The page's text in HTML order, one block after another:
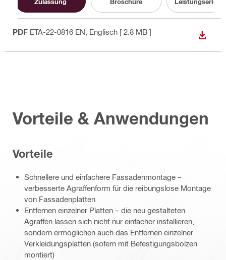
PDF ETA-22-0816 EN , Englisch [ 2.8 MB ]
Vorteile & Anwendungen
Vorteile
Schnellere und einfachere Fassadenmontage –
verbesserte Agraffenform für die reibungslose Montage
von Fassadenplatten
Entfernen einzelner Platten – die neu gestalteten
Agraffen lassen sich nicht nur einfacher installieren,
sondern ermöglichen auch das Entfernen einzelner
Verkleidungsplatten (sofern mit Befestigungsbolzen
montiert)